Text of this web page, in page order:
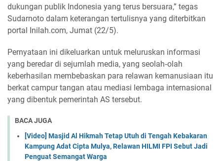
dukungan publik Indonesia yang terus bersuara,” tegas
Sudarnoto dalam keterangan tertulisnya yang diterbitkan
portal Inilah.com, Jumat (22/5).
Pernyataan ini dikeluarkan untuk meluruskan informasi
yang beredar di sejumlah media, yang seolah‑olah
keberhasilan membebaskan para relawan kemanusiaan itu
berkat campur tangan atau mediasi lembaga internasional
yang dibentuk pemerintah AS tersebut.
BACA JUGA
[Video] Masjid Al Hikmah Tetap Utuh di Tengah Kebakaran
Kampung Adat Cipta Mulya, Relawan HILMI FPI Sebut Jadi
Penguat Semangat Warga